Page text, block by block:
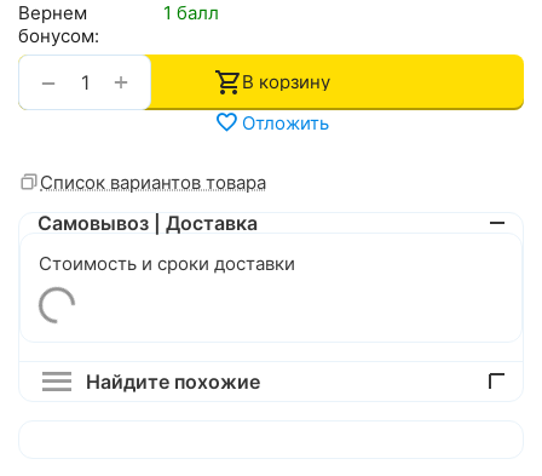
Вернем
бонусом:
1 балл
+
−
В корзину
Отложить
Список вариантов товара
Самовывоз | Доставка
Стоимость и сроки доставки
Найдите похожие